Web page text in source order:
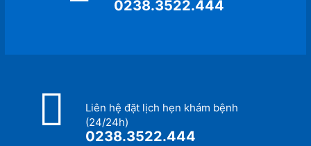
0238.3522.444
Liên hệ đặt lịch hẹn khám bệnh
(24/24h)
0238.3522.444